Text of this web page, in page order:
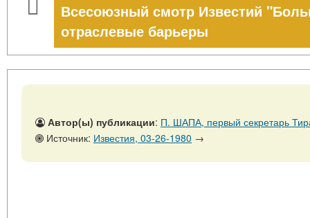
Всесоюзный смотр Известий
отраслевые барьеры
Автор(ы) публикации: П. ШАПА, первый секретарь
Источник: Известия, 03-26-1980 →